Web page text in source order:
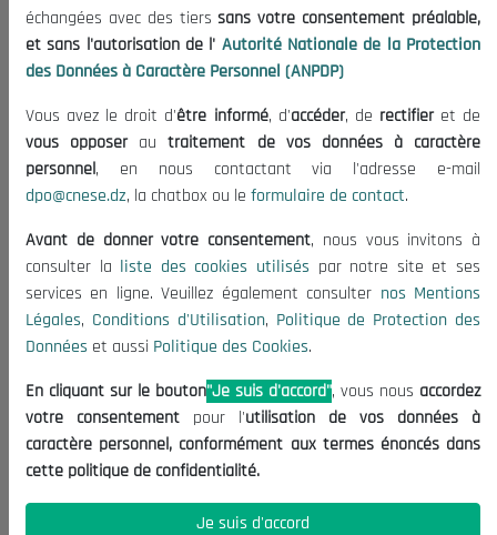
Le président
Organisation
Publications
Informations utiles
Appels d'offres et Consultations
Mentions Légales
Conditions d'Utilisation
Politique de Protection des Données
Politique des Cookies
Nous Contacter
(+213) 021 98 01 00|01|02
contact@cnese.dz
Suggestions ou Initiatives ?
Newsletter
dernières nouvelles.
échangées avec des tierssans votre consentement préalable,
et sans l'autorisation de l' Autorité Nationale de la Protection
des Données à Caractère Personnel (ANPDP)
Vous avez le droit d'être informé, d'accéder, de rectifieret de
vous opposerautraitement de vos données à caractère
personnel, en nous contactant via l'adresse e-mail
dpo@cnese.dz, la chatbox ou le formulaire de contact.
Avant de donner votre consentement, nous vous invitons à
consulter la liste des cookies utilisés par notre site et ses
services en ligne. Veuillez également consulter nos Mentions
Légales, Conditions d'Utilisation, Politique de Protection des
Données et aussi Politique des Cookies.
En cliquant sur le bouton"Je suis d'accord", vous nous accordez
votre consentement pour l'utilisation de vos données à
caractère personnel, conformément aux termes énoncés dans
cette politique de confidentialité.
Je suis d'accord